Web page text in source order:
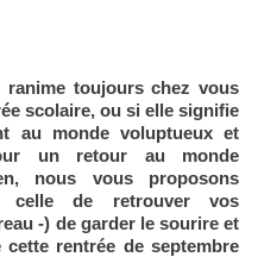
toujours chez vous
scolaire, ou si elle signifie
au monde voluptueux et
un retour au monde
nous vous proposons
celle de retrouver vos
-) de garder le sourire et
rentrée de septembre